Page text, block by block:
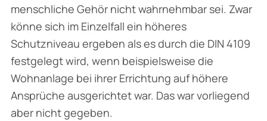
menschliche Gehör nicht wahrnehmbar sei. Zwar
könne sich im Einzelfall ein höheres
Schutzniveau ergeben als es durch die DIN 4109
festgelegt wird, wenn beispielsweise die
Wohnanlage bei ihrer Errichtung auf höhere
Ansprüche ausgerichtet war. Das war vorliegend
aber nicht gegeben.